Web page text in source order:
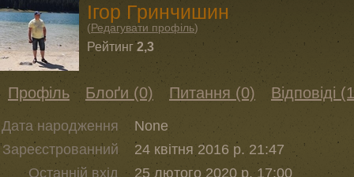
Ігор Гринчишин
(Редагувати профіль)
Рейтинг 2,3
Профіль Блоґи (0) Питання (0) Відповіді
Дата народження
None
Зареєстрованний
24 квітня 2016 р. 21:47
Останній вхід
25 лютого 2020 р. 17:00